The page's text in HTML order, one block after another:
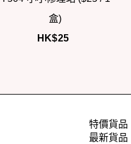
盒)
HK$25
特價貨品
最新貨品